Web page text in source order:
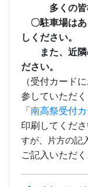
多くの
〇駐車場は
しください。
また、近
ださい。
（受付カード
参していただ
「 南高祭受付
印刷してくださ
すが、片方の記
ご記入いただ